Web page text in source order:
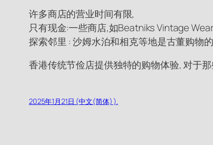
许多商店的营业时间有限,
只有现金:一些商店,如Beatniks Vintage
探索邻里 : 沙姆水泊和相克等地是古董购物
香港传统节俭店提供独特的购物体验, 对于
2025年1月21日 (中文(简体) ).